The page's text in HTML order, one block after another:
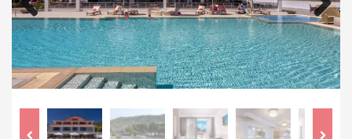
Previous Next